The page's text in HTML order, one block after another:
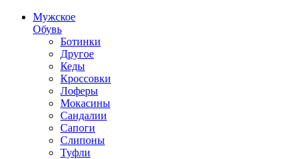
Мужское
Обувь
Ботинки
Другое
Кеды
Кроссовки
Лоферы
Мокасины
Сандалии
Сапоги
Слипоны
Туфли